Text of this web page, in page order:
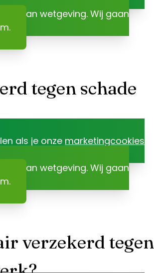
van wetgeving. Wij gaan
tegen schade
als je onze marketingcookies
van wetgeving. Wij gaan
verzekerd tegen